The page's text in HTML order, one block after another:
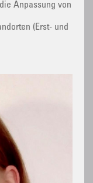
Anpassung von
(Erst- und